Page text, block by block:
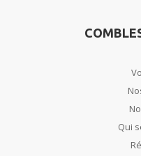
Qui